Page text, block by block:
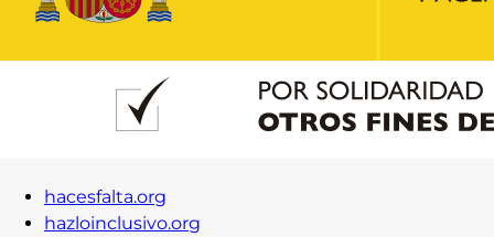
Contacto
Iniciar Sesión
hacesfalta.org
hazloinclusivo.org